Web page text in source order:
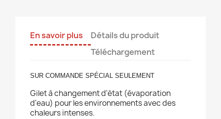
En savoir plus
Détails du produit
Téléchargement
SUR COMMANDE SPÉCIAL SEULEMENT
Gilet à changement d'état (évaporation
d'eau) pour les environnements avec des
chaleurs intenses.